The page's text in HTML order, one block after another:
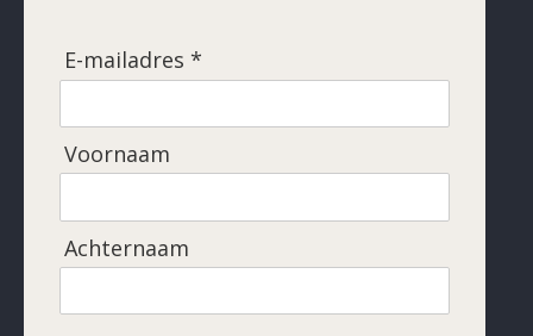
E-mailadres *
Voornaam
Achternaam